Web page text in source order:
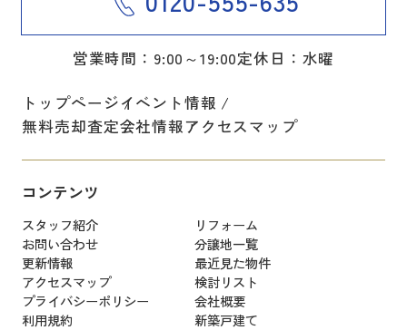
営業時間：9:00～19:00定休日：水曜
トップページイベント情報
無料売却査定会社情報アクセスマップ
コンテンツ
スタッフ紹介
リフォーム
お問い合わせ
分譲地一覧
更新情報
最近見た物件
アクセスマップ
検討リスト
プライバシーポリシー
会社概要
利用規約
新築戸建て